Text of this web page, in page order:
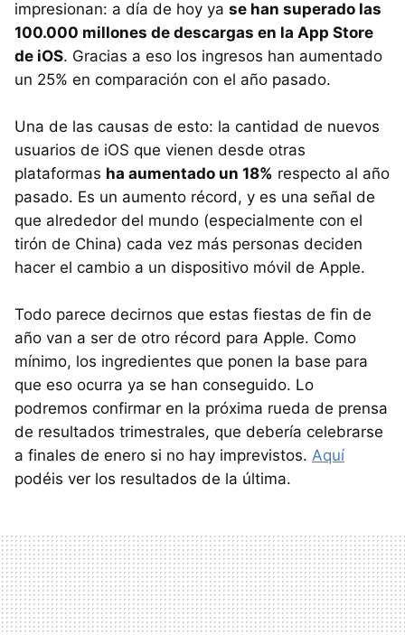
impresionan: a día de hoy ya se han superado las
100.000 millones de descargas en la App Store
de iOS. Gracias a eso los ingresos han aumentado
un 25% en comparación con el año pasado.
Una de las causas de esto: la cantidad de nuevos
usuarios de iOS que vienen desde otras
plataformas ha aumentado un 18% respecto al año
pasado. Es un aumento récord, y es una señal de
que alrededor del mundo (especialmente con el
tirón de China) cada vez más personas deciden
hacer el cambio a un dispositivo móvil de Apple.
Todo parece decirnos que estas fiestas de fin de
año van a ser de otro récord para Apple. Como
mínimo, los ingredientes que ponen la base para
que eso ocurra ya se han conseguido. Lo
podremos confirmar en la próxima rueda de prensa
de resultados trimestrales, que debería celebrarse
a finales de enero si no hay imprevistos. Aquí
podéis ver los resultados de la última.